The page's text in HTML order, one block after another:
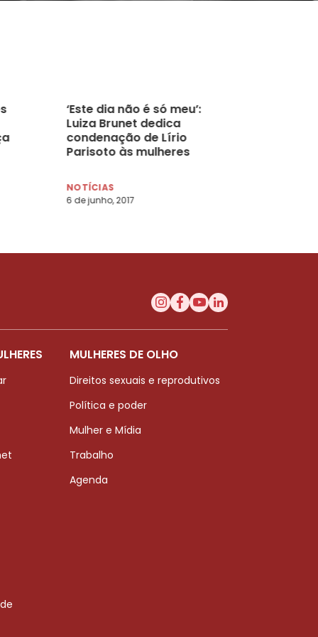
‘Este dia não é só meu’:
Luiza Brunet dedica
condenação de Lírio
Parisoto às mulheres
NOTÍCIAS
6 de junho, 2017
MULHERES DE OLHO
Direitos sexuais e reprodutivos
Política e poder
Mulher e Mídia
Trabalho
Agenda